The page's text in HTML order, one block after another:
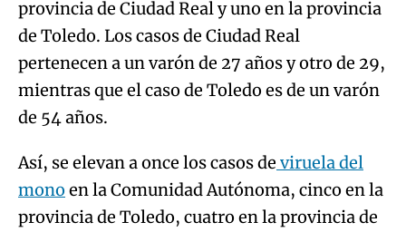
provincia de Ciudad Real y uno en la provincia
de Toledo. Los casos de Ciudad Real
pertenecen a un varón de 27 años y otro de 29,
mientras que el caso de Toledo es de un varón
de 54 años.
Así, se elevan a once los casos de viruela del
mono en la Comunidad Autónoma, cinco en la
provincia de Toledo, cuatro en la provincia de